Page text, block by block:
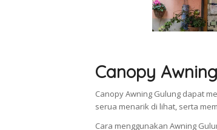
Canopy
Canopy Awning Gulung dapat
serua menarik di lihat, serta
Cara menggunakan Awning